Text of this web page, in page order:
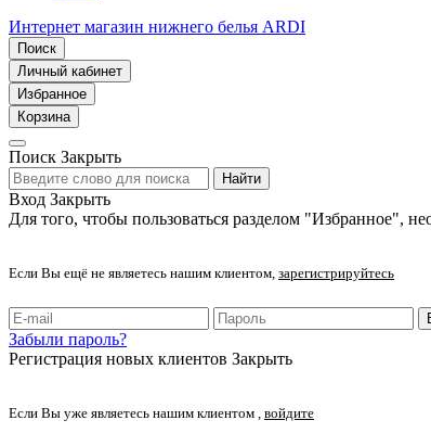
Интернет магазин нижнего белья ARDI
Поиск
Личный кабинет
Избранное
Корзина
Поиск Закрыть
Найти
Вход Закрыть
Для того, чтобы пользоваться разделом "Избранное",
Если Вы ещё не являетесь нашим клиентом, зарегистрируйтесь
Забыли пароль?
Регистрация новых клиентов Закрыть
Если Вы уже являетесь нашим клиентом , войдите